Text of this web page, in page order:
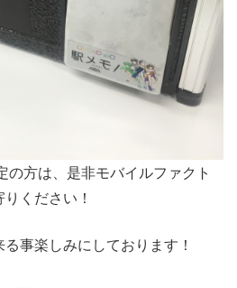
の方は、是非モバイルファクト
ください！
事楽しみにしております！